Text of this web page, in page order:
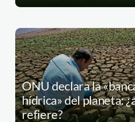
ONU declara la
hídrica» del planeta:
refiere?